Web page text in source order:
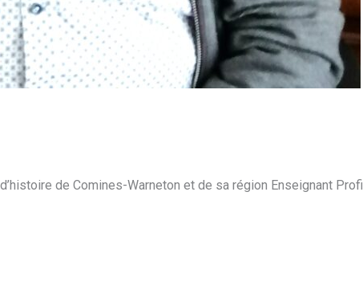
de Comines-Warneton et de sa région Enseignant Profil